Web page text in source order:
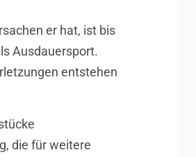
er hat, ist bis
Ausdauersport.
entstehen
die für weitere